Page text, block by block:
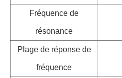
Fréquence de
résonance
Plage de réponse de
fréquence